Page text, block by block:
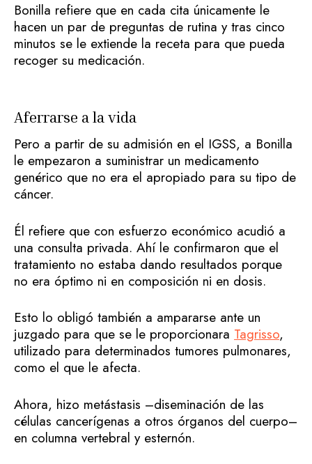
Bonilla refiere que en cada cita únicamente le
hacen un par de preguntas de rutina y tras cinco
minutos se le extiende la receta para que pueda
recoger su medicación.
Aferrarse a la vida
Pero a partir de su admisión en el IGSS, a Bonilla
le empezaron a suministrar un medicamento
genérico que no era el apropiado para su tipo de
cáncer.
Él refiere que con esfuerzo económico acudió a
una consulta privada. Ahí le confirmaron que el
tratamiento no estaba dando resultados porque
no era óptimo ni en composición ni en dosis.
Esto lo obligó también a ampararse ante un
juzgado para que se le proporcionara Tagrisso,
utilizado para determinados tumores pulmonares,
como el que le afecta.
Ahora, hizo metástasis –diseminación de las
células cancerígenas a otros órganos del cuerpo–
en columna vertebral y esternón.